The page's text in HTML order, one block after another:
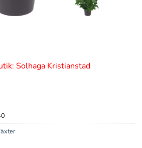
Solhaga Kristianstad